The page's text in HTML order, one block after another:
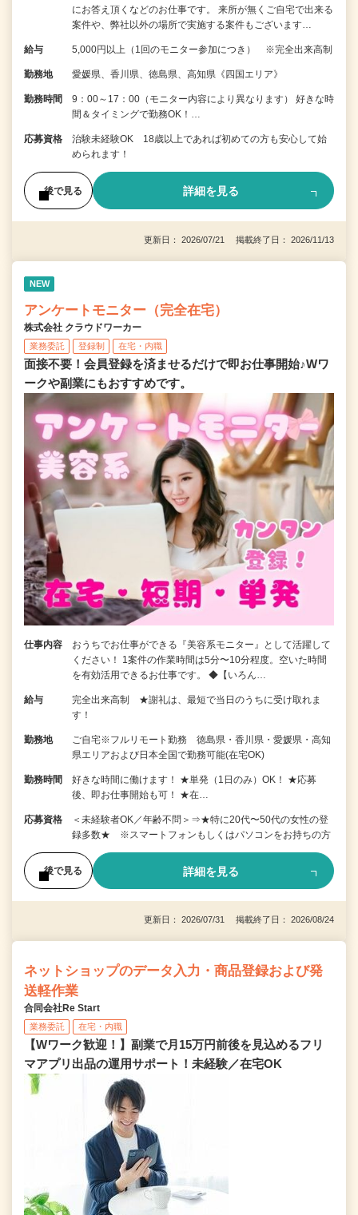
にお答え頂くなどのお仕事です。 来所が無くご自宅で出来る
案件や、弊社以外の場所で実施する案件もございます…
給与 5,000円以上（1回のモニター参加につき） ※完全出来高制
勤務地 愛媛県、香川県、徳島県、高知県《四国エリア》
勤務時間
9：00～17：00（モニター内容により異なります） 好きな時
間＆タイミングで勤務OK！…
応募資格
治験未経験OK 18歳以上であれば初めての方も安心して始
められます！
後で見る 詳細を見る
更新日： 2026/07/21 掲載終了日： 2026/11/13
NEW
アンケートモニター（完全在宅）
株式会社 クラウドワーカー
業務委託 登録制 在宅・内職
面接不要！会員登録を済ませるだけで即お仕事開始♪Wワ
ークや副業にもおすすめです。
仕事内容
おうちでお仕事ができる『美容系モニター』として活躍して
ください！ 1案件の作業時間は5分〜10分程度。空いた時間
を有効活用できるお仕事です。 ◆【いろん…
給与
完全出来高制 ★謝礼は、最短で当日のうちに受け取れま
す！
勤務地
ご自宅※フルリモート勤務 徳島県・香川県・愛媛県・高知
県エリアおよび日本全国で勤務可能(在宅OK)
勤務時間
好きな時間に働けます！ ★単発（1日のみ）OK！ ★応募
後、即お仕事開始も可！ ★在…
応募資格
＜未経験者OK／年齢不問＞⇒★特に20代〜50代の女性の登
録多数★ ※スマートフォンもしくはパソコンをお持ちの方
後で見る 詳細を見る
更新日： 2026/07/31 掲載終了日： 2026/08/24
ネットショップのデータ入力・商品登録および発
送軽作業
合同会社Re Start
業務委託 在宅・内職
【Wワーク歓迎！】副業で月15万円前後を見込めるフリ
マアプリ出品の運用サポート！未経験／在宅OK